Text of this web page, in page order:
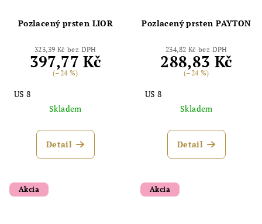
Pozlacený prsten LIOR
323,39 Kč bez DPH
397,77 Kč
(–24 %)
US 8
Skladem
Detail
Pozlacený prsten PAYTON
234,82 Kč bez DPH
288,83 Kč
(–24 %)
US 8
Skladem
Detail
Akcia Akcia